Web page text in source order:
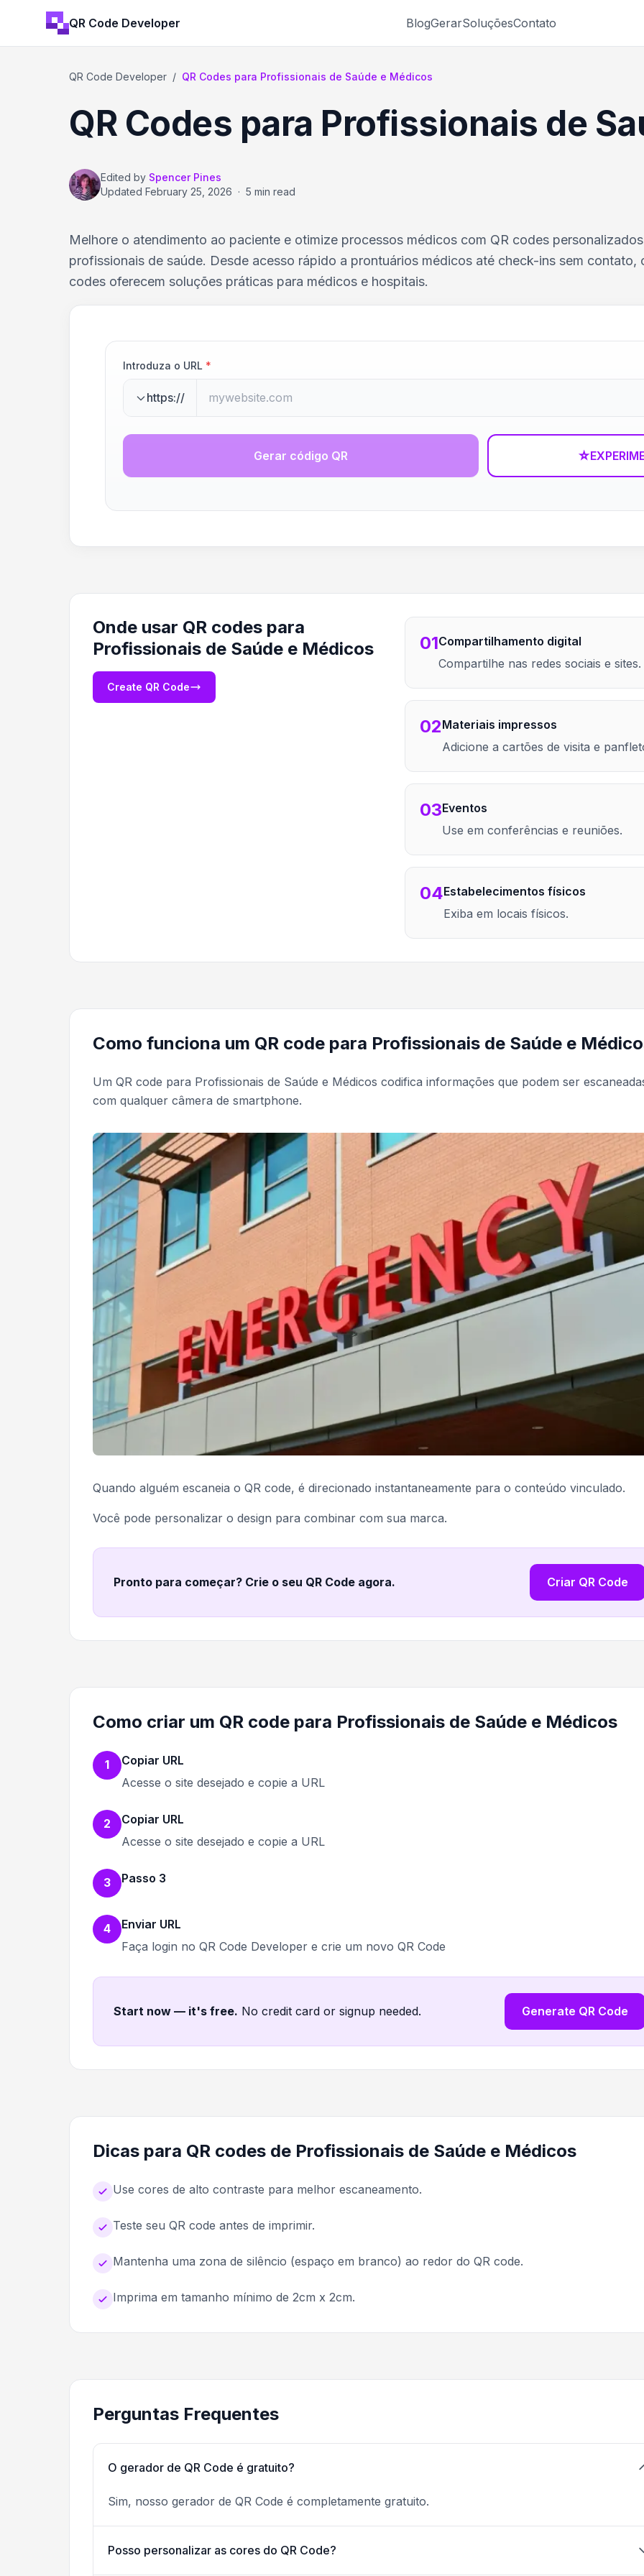
QR Code Developer BlogGerarSoluçõesContato
QR Code Developer / QR Codes para Profissionais de Saúde e Médicos
QR Codes para Profissionais de
Edited by Spencer Pines
Updated February 25, 2026 · 5 min read
Melhore o atendimento ao paciente e otimize processos médicos com QR codes
profissionais de saúde. Desde acesso rápido a prontuários médicos até check-ins sem contato,
codes oferecem soluções práticas para médicos e hospitais.
Introduza o URL *
https://
Gerar código QR ☆
Onde usar QR codes para
Profissionais de Saúde e Médicos
Create QR Code
01Compartilhamento digital
Compartilhe nas redes sociais e sites.
02Materiais impressos
Adicione a cartões de visita e
03Eventos
Use em conferências e reuniões.
04Estabelecimentos físicos
Exiba em locais físicos.
Como funciona um QR code para Profissionais de Saúde e
Um QR code para Profissionais de Saúde e Médicos codifica informações que podem ser
com qualquer câmera de smartphone.
Quando alguém escaneia o QR code, é direcionado instantaneamente para o conteúdo vinculado.
Você pode personalizar o design para combinar com sua marca.
Pronto para começar? Crie o seu QR Code agora. Criar QR Code
Como criar um QR code para Profissionais de Saúde e Médicos
1
Copiar URL
Acesse o site desejado e copie a URL
2
Copiar URL
Acesse o site desejado e copie a URL
3 Passo 3
4
Enviar URL
Faça login no QR Code Developer e crie um novo QR Code
Start now — it's free. No credit card or signup needed. Generate QR Code
Dicas para QR codes de Profissionais de Saúde e Médicos
Use cores de alto contraste para melhor escaneamento.
Teste seu QR code antes de imprimir.
Mantenha uma zona de silêncio (espaço em branco) ao redor do QR code.
Imprima em tamanho mínimo de 2cm x 2cm.
Perguntas Frequentes
O gerador de QR Code é gratuito?
Sim, nosso gerador de QR Code é completamente gratuito.
Posso personalizar as cores do QR Code?